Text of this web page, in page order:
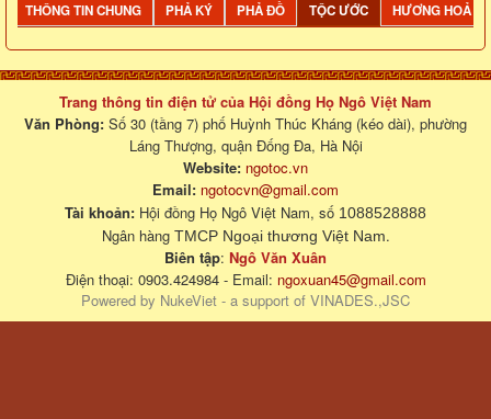
THÔNG TIN CHUNG PHẢ KÝ PHẢ ĐỒ TỘC ƯỚC HƯƠNG HOẢ
Trang thông tin điện tử của Hội đồng Họ Ngô Việt Nam
Văn Phòng: Số 30 (tầng 7) phố Huỳnh Thúc Kháng (kéo dài), phường
Láng Thượng, quận Đống Đa, Hà Nội
Website: ngotoc.vn
Email: ngotocvn@gmail.com
Tài khoản: Hội đồng Họ Ngô Việt Nam, số 1088528888
Ngân hàng TMCP Ngoại thương Việt Nam.
Biên tập: Ngô Văn Xuân
Điện thoại: 0903.424984 - Email: ngoxuan45@gmail.com
Powered by NukeViet - a support of VINADES.,JSC